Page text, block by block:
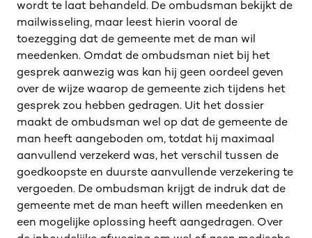
wordt te laat behandeld. De ombudsman bekijkt de
mailwisseling, maar leest hierin vooral de
toezegging dat de gemeente met de man wil
meedenken. Omdat de ombudsman niet bij het
gesprek aanwezig was kan hij geen oordeel geven
over de wijze waarop de gemeente zich tijdens het
gesprek zou hebben gedragen. Uit het dossier
maakt de ombudsman wel op dat de gemeente de
man heeft aangeboden om, totdat hij maximaal
aanvullend verzekerd was, het verschil tussen de
goedkoopste en duurste aanvullende verzekering te
vergoeden. De ombudsman krijgt de indruk dat de
gemeente met de man heeft willen meedenken en
een mogelijke oplossing heeft aangedragen. Over